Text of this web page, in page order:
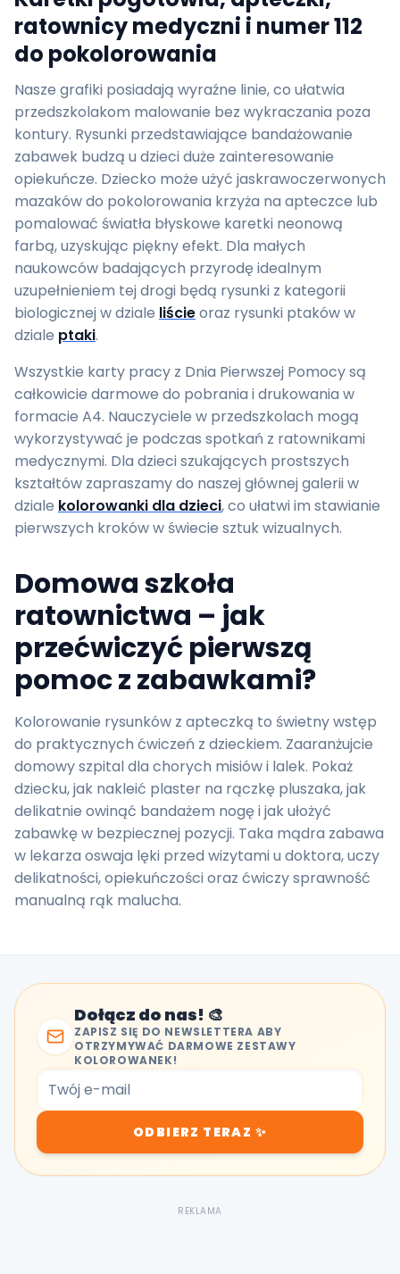
ratownicy medyczni i numer 112
do pokolorowania
Nasze grafiki posiadają wyraźne linie, co ułatwia
przedszkolakom malowanie bez wykraczania poza
kontury. Rysunki przedstawiające bandażowanie
zabawek budzą u dzieci duże zainteresowanie
opiekuńcze. Dziecko może użyć jaskrawoczerwonych
mazaków do pokolorowania krzyża na apteczce lub
pomalować światła błyskowe karetki neonową
farbą, uzyskując piękny efekt. Dla małych
naukowców badających przyrodę idealnym
uzupełnieniem tej drogi będą rysunki z kategorii
biologicznej w dziale liścieoraz rysunki ptaków w
dziale ptaki.
Wszystkie karty pracy z Dnia Pierwszej Pomocy są
całkowicie darmowe do pobrania i drukowania w
formacie A4. Nauczyciele w przedszkolach mogą
wykorzystywać je podczas spotkań z ratownikami
medycznymi. Dla dzieci szukających prostszych
kształtów zapraszamy do naszej głównej galerii w
dziale kolorowanki dla dzieci, co ułatwi im stawianie
pierwszych kroków w świecie sztuk wizualnych.
Domowa szkoła
ratownictwa – jak
przećwiczyć pierwszą
pomoc z zabawkami?
Kolorowanie rysunków z apteczką to świetny wstęp
do praktycznych ćwiczeń z dzieckiem. Zaaranżujcie
domowy szpital dla chorych misiów i lalek. Pokaż
dziecku, jak nakleić plaster na rączkę pluszaka, jak
delikatnie owinąć bandażem nogę i jak ułożyć
zabawkę w bezpiecznej pozycji. Taka mądra zabawa
w lekarza oswaja lęki przed wizytami u doktora, uczy
delikatności, opiekuńczości oraz ćwiczy sprawność
manualną rąk malucha.
Dołącz do nas! 🎨
ZAPISZ SIĘ DO NEWSLETTERA ABY
OTRZYMYWAĆ DARMOWE ZESTAWY
KOLOROWANEK!
ODBIERZ TERAZ ✨
REKLAMA